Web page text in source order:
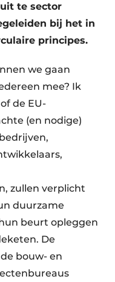
te sector
bij het in
principes.
we gaan
mee? Ik
de EU-
(en nodige)
zullen verplicht
duurzame
beurt opleggen
De
bouw- en